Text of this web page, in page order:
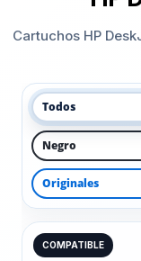
Cartuchos HP
Todos
Negro
Originales
COMPATIBLE